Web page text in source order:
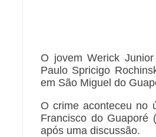
O jovem Werick
Paulo Spricigo
em São Miguel do
O crime aconteceu no
Francisco do Guaporé
após uma discussão.